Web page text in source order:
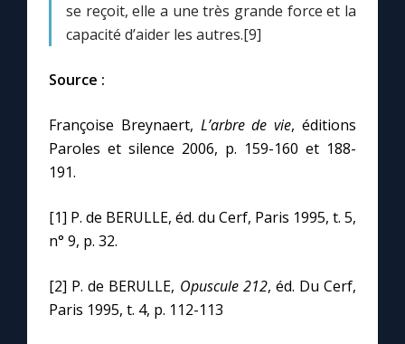
se reçoit, elle a une très grande force et la
capacité d’aider les autres.[9]
Source :
Françoise Breynaert, L’arbre de vie, éditions
Paroles et silence 2006, p. 159-160 et 188-
191.
[1] P. de BERULLE, éd. du Cerf, Paris 1995, t. 5,
n° 9, p. 32.
[2] P. de BERULLE, Opuscule 212, éd. Du Cerf,
Paris 1995, t. 4, p. 112-113